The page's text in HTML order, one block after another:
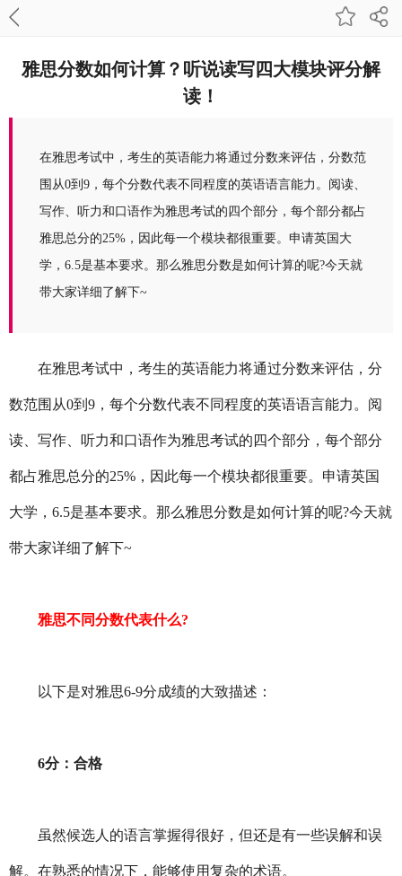
雅思分数如何计算？听说读写四大模块评分解
读！
在雅思考试中，考生的英语能力将通过分数来评估，分数范
围从0到9，每个分数代表不同程度的英语语言能力。阅读、
写作、听力和口语作为雅思考试的四个部分，每个部分都占
雅思总分的25%，因此每一个模块都很重要。申请英国大
学，6.5是基本要求。那么雅思分数是如何计算的呢?今天就
带大家详细了解下~
在雅思考试中，考生的英语能力将通过分数来评估，分
数范围从0到9，每个分数代表不同程度的英语语言能力。阅
读、写作、听力和口语作为雅思考试的四个部分，每个部分
都占雅思总分的25%，因此每一个模块都很重要。申请英国
大学，6.5是基本要求。那么雅思分数是如何计算的呢?今天就
带大家详细了解下~
雅思不同分数代表什么?
以下是对雅思6-9分成绩的大致描述：
6分：合格
虽然候选人的语言掌握得很好，但还是有一些误解和误
解。在熟悉的情况下，能够使用复杂的术语。